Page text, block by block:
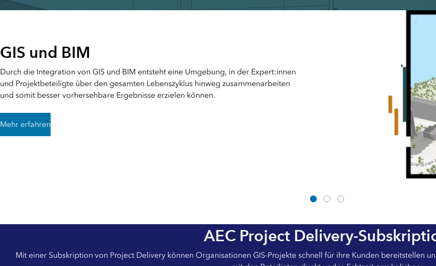
GIS und BIM
Durch die Integration von GIS und BIM entsteht eine Umgebung, in der Expert:innen
und Projektbeteiligte über den gesamten Lebenszyklus hinweg zusammenarbeiten
und somit besser vorhersehbare Ergebnisse erzielen können.
Mehr erfahren
AEC Project Delivery-
Mit einer Subskription von Project Delivery können Organisationen GIS-Projekte schnell für ihre Kunden bereitstellen